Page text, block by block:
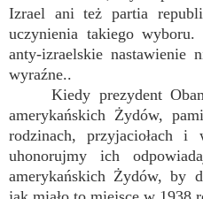
Izrael ani też partia
uczynienia takiego
anty-izraelskie nastawienie
wyraźne..
Kiedy prezydent
amerykańskich Żydów,
rodzinach, przyjaciołach i
uhonorujmy ich
amerykańskich Żydów, by